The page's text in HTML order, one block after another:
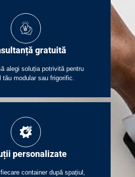
gratuită
alegi soluția potrivită pentru
tău modular sau frigorific.
personalizate
container după spațiul,